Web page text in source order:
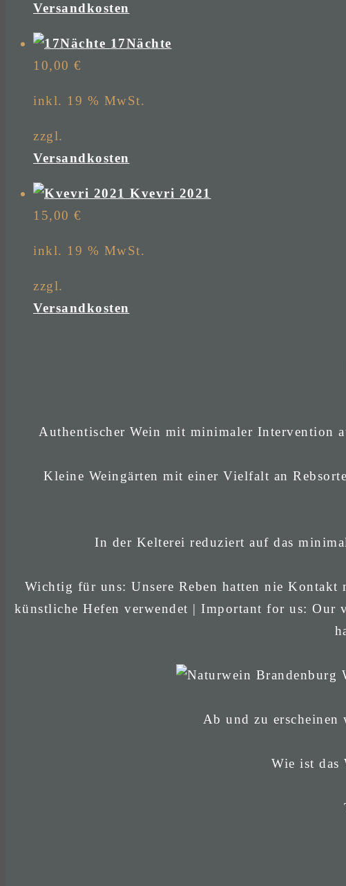
Versandkosten
17Nächte
10,00 €
inkl. 19 % MwSt.
zzgl.
Versandkosten
Kvevri 2021
15,00 €
inkl. 19 % MwSt.
zzgl.
Versandkosten
Authentischer Wein mit minimaler Intervention
Kleine Weingärten mit einer Vielfalt an
In der Kelterei reduziert auf das
Wichtig für uns: Unsere Reben hatten nie
künstliche Hefen verwendet | Important for us: Our
Ab und zu erscheinen
Wie ist das